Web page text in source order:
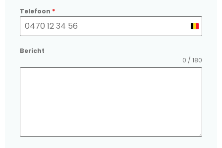
Telefoon *
Belgium
+32
Bericht
0 / 180